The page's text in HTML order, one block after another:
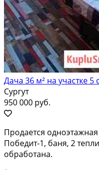
Дача 36 м² на участке 5
Сургут
950 000 руб.
Продается
Победит-1, баня, 2
обработана.